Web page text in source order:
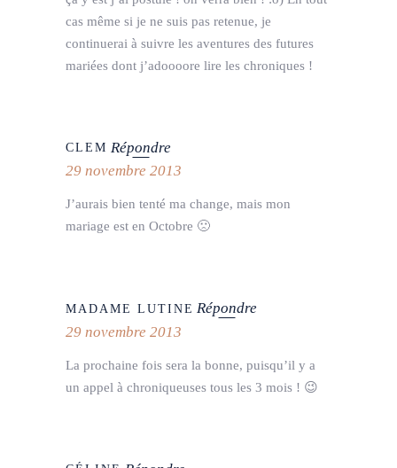
cas même si je ne suis pas retenue, je
continuerai à suivre les aventures des futures
mariées dont j’adoooore lire les chroniques !
CLEM Répondre
29 novembre 2013
J’aurais bien tenté ma change, mais mon
mariage est en Octobre 🙁
MADAME LUTINE Répondre
29 novembre 2013
La prochaine fois sera la bonne, puisqu’il y a
un appel à chroniqueuses tous les 3 mois ! 😉